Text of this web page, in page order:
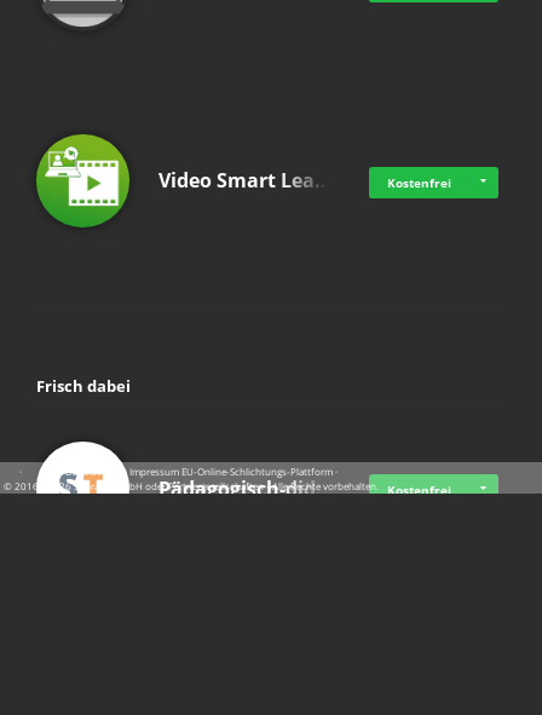
Video Smart Lea… Kostenfrei
Frisch dabei
Pädagogisch-did… Kostenfrei
· · ·Datenschutz ·Impressum EU-Online-Schlichtungs-Plattform·
© 2016 - 2026 SupraTix GmbH oder Partnergesellschaften - Alle Rechte vorbehalten.